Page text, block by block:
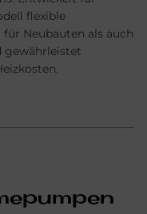
flexible
Neubauten als auch
gewährleistet